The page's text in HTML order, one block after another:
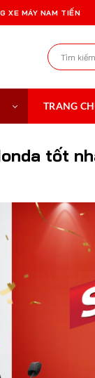
XE MÁY NAM TIẾN
Tìm
kiếm:
TRANG
tốt